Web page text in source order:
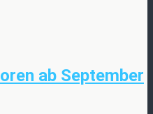
ab September